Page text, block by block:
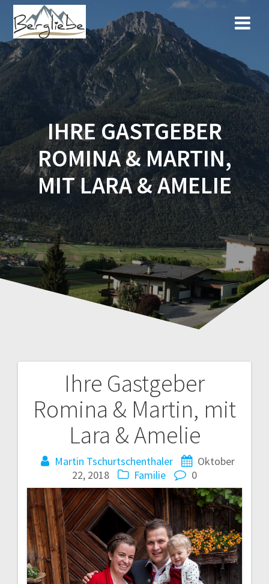
Inhalt
springen
IHRE GASTGEBER
ROMINA & MARTIN,
MIT LARA & AMELIE
Ihre Gastgeber
Romina & Martin, mit
Lara & Amelie
Martin Tschurtschenthaler
Oktober
22, 2018
Familie 0
Beitragsnavigation